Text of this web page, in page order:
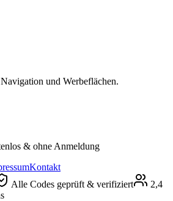
und Werbeflächen.
& ohne Anmeldung
Kontakt
Alle Codes geprüft & verifiziert
2,4